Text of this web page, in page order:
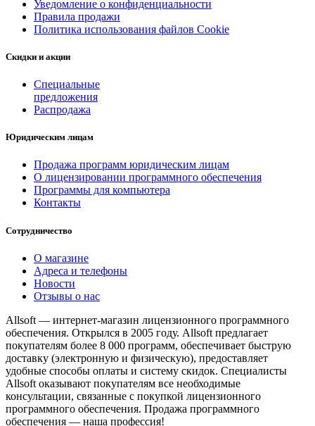
Уведомление о конфиденциальности
Правила продажи
Политика использования файлов Cookie
Скидки и акции
Специальные
предложения
Распродажа
Юридическим лицам
Продажа программ юридическим лицам
О лицензировании программного обеспечения
Программы для компьютера
Контакты
Сотрудничество
О магазине
Адреса и телефоны
Новости
Отзывы о нас
Allsoft — интернет-магазин лицензионного программного
обеспечения. Открылся в 2005 году. Allsoft предлагает
покупателям более 8 000 программ, обеспечивает быструю
доставку (электронную и физическую), предоставляет
удобные способы оплаты и систему скидок. Специалисты
Allsoft оказывают покупателям все необходимые
консультации, связанные с покупкой лицензионного
программного обеспечения. Продажа программного
обеспечения — наша профессия!